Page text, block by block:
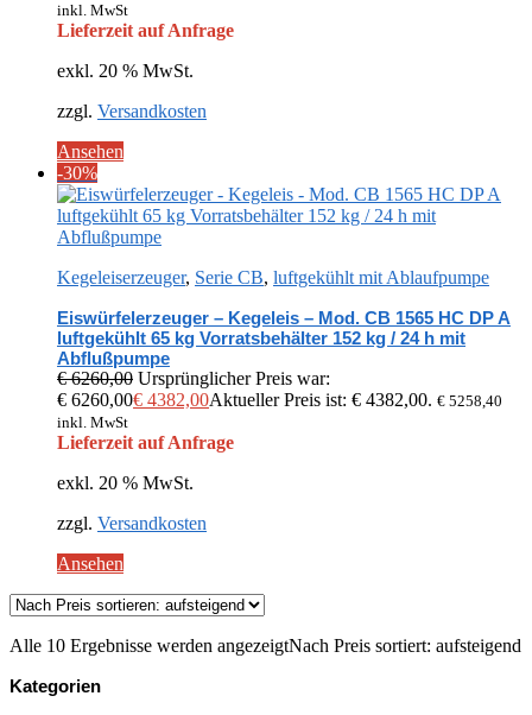
inkl. MwSt
Lieferzeit auf Anfrage
exkl. 20 % MwSt.
zzgl. Versandkosten
Ansehen
-30%
Kegeleiserzeuger, Serie CB, luftgekühlt mit Ablaufpumpe
Eiswürfelerzeuger – Kegeleis – Mod. CB 1565 HC DP A
luftgekühlt 65 kg Vorratsbehälter 152 kg / 24 h mit
Abflußpumpe
€6260,00 Ursprünglicher Preis war:
€ 6260,00€ 4382,00Aktueller Preis ist: € 4382,00. € 5258,40
inkl. MwSt
Lieferzeit auf Anfrage
exkl. 20 % MwSt.
zzgl. Versandkosten
Ansehen
Alle 10 Ergebnisse werden angezeigtNach Preis sortiert: aufsteigend
Kategorien